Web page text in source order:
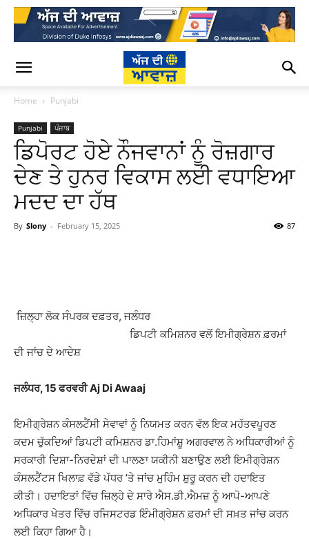
Home Punjabi
Punjabi ਪੰਜਾਬ
ਡਿਪੋਰਟ ਹੋਏ ਨੌਜਵਾਨਾਂ ਨੂੰ ਰੋਜ਼ਗਾਰ
ਦੇਣ ਤੇ ਹੁਨਰ ਵਿਕਾਸ ਲਈ ਵਧਾਇਆ
ਮਦਦ ਦਾ ਹੱਥ
By Slony - February 15, 2025 87
ਜ਼ਿਲ੍ਹਾ ਲੋਕ ਸੰਪਰਕ ਦਫ਼ਤਰ, ਜਲੰਧਰ
ਡਿਪਟੀ ਕਮਿਸ਼ਨਰ ਵਲੋਂ ਇਮੀਗ੍ਰੇਸ਼ਨ ਫ਼ਰਮਾਂ
ਦੀ ਜਾਂਚ ਦੇ ਆਦੇਸ਼
ਜਲੰਧਰ, 15 ਫਰਵਰੀ Aj Di Awaaj
ਇਮੀਗ੍ਰੇਸ਼ਨ ਕੰਸਲਟੈਂਸੀ ਸੇਵਾਵਾਂ ਨੂੰ ਨਿਯਮਤ ਕਰਨ ਵੱਲ ਇਕ ਮਹੱਤਵਪੂਰਣ
ਕਦਮ ਚੁੱਕਦਿਆਂ ਡਿਪਟੀ ਕਮਿਸ਼ਨਰ ਡਾ.ਹਿਮਾਂਸ਼ੂ ਅਗਰਵਾਲ ਨੇ ਅਧਿਕਾਰੀਆਂ ਨੂੰ
ਸਰਕਾਰੀ ਦਿਸ਼ਾ-ਨਿਰਦੇਸ਼ਾਂ ਦੀ ਪਾਲਣਾ ਯਕੀਨੀ ਬਣਾਉਣ ਲਈ ਇਮੀਗ੍ਰੇਸ਼ਨ
ਕੰਸਲਟੈਂਟਸ ਖਿਲਾਫ਼ ਵੱਡੇ ਪੱਧਰ ’ਤੇ ਜਾਂਚ ਮੁਹਿੰਮ ਸ਼ੁਰੂ ਕਰਨ ਦੀ ਹਦਾਇਤ
ਕੀਤੀ। ਹਦਾਇਤਾਂ ਵਿੱਚ ਜ਼ਿਲ੍ਹੇ ਦੇ ਸਾਰੇ ਐਸ.ਡੀ.ਐਮਜ਼ ਨੂੰ ਆਪੋ-ਆਪਣੇ
ਅਧਿਕਾਰ ਖੇਤਰ ਵਿੱਚ ਰਜਿਸਟਰਡ ਇੰਮੀਗ੍ਰੇਸ਼ਨ ਫ਼ਰਮਾਂ ਦੀ ਸਖ਼ਤ ਜਾਂਚ ਕਰਨ
ਲਈ ਕਿਹਾ ਗਿਆ ਹੈ।